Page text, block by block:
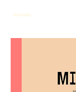
die kunstbar